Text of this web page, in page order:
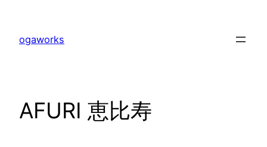
ogaworks
AFURI 恵比寿